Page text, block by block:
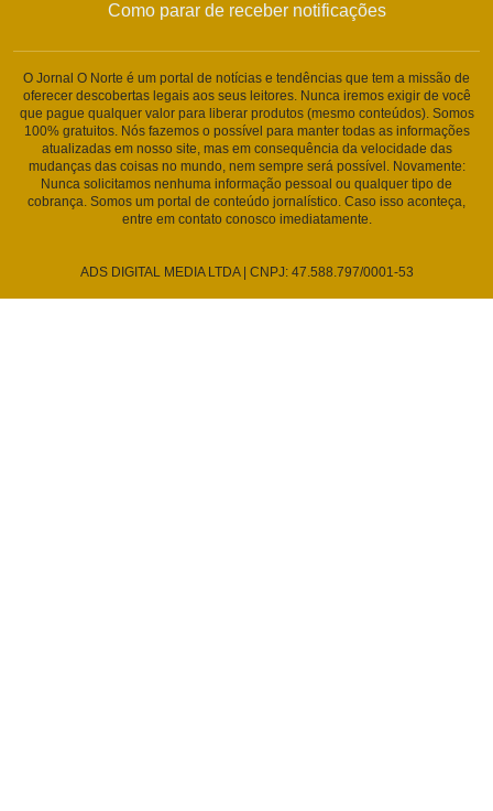
Como parar de receber notificações
O Jornal O Norte é um portal de notícias e tendências que tem a missão de
oferecer descobertas legais aos seus leitores. Nunca iremos exigir de você
que pague qualquer valor para liberar produtos (mesmo conteúdos). Somos
100% gratuitos. Nós fazemos o possível para manter todas as informações
atualizadas em nosso site, mas em consequência da velocidade das
mudanças das coisas no mundo, nem sempre será possível. Novamente:
Nunca solicitamos nenhuma informação pessoal ou qualquer tipo de
cobrança. Somos um portal de conteúdo jornalístico. Caso isso aconteça,
entre em contato conosco imediatamente.
ADS DIGITAL MEDIA LTDA | CNPJ: 47.588.797/0001-53